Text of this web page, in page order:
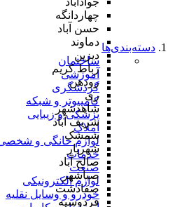
چهاردانگه
حسن آباد
دماوند
دیزین
رباط کریم
رودهن
ری
شاهدشهر
شریف آباد
شمشک
شهریار
صالح آباد
صباشهر
صفادشت
فردوسیه
دسته‌بندی‌ها
ساختمان
آموزشی
گردشگری
کامپیوتر و شبکه
پزشکی و زیبایی
املاک
لوازم خانگی و
خدمات
صنعت
لوازم الکترونیکی
خودرو و وسایل نقلیه